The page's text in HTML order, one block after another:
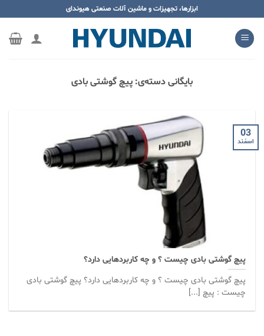
محتوا
بروید
ابزارها، تجهیزات و ماشین آلات صنعتی هیوندای
بایگانی دسته‌ی: پیچ گوشتی بادی
پیچ گوشتی بادی چیست ؟ و چه کاربردهایی دارد؟
پیچ گوشتی بادی چیست ؟ و چه کاربردهایی دارد؟ پیچ گوشتی بادی
چیست : پیچ [...]
03
اسفند